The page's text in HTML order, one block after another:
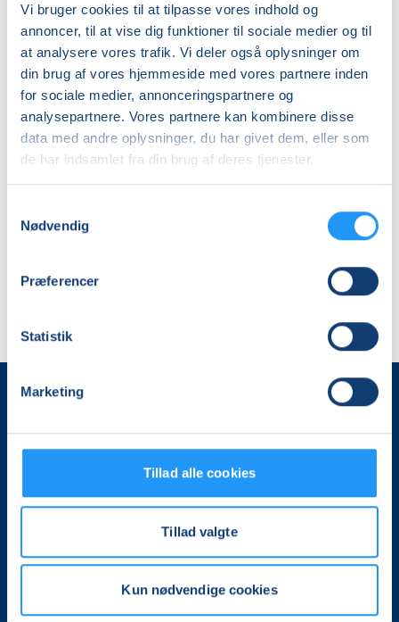
Vi bruger cookies til at tilpasse vores indhold og
annoncer, til at vise dig funktioner til sociale medier og til
at analysere vores trafik. Vi deler også oplysninger om
din brug af vores hjemmeside med vores partnere inden
for sociale medier, annonceringspartnere og
analysepartnere. Vores partnere kan kombinere disse
data med andre oplysninger, du har givet dem, eller som
de har indsamlet fra din brug af deres tjenester.
Nødvendig
Præferencer
Statistik
Marketing
Tillad alle cookies
Tillad valgte
Kun nødvendige cookies
Hensyntagende
træning
efter
kommunalt
Korsør
Camilla Qwist
Træning
og
bevægelse
med
Det, der er vigtigt for samfundet, er vigtigt for os
Vi skaber rammerne for meningsfulde møder mellem
mere end 100.000 deltagere i hele landet med kurser,
foredrag og oplevelser.